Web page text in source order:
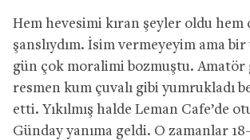
Hem hevesimi kıran şeyler oldu hem
şanslıydım. İsim vermeyeyim ama
gün çok moralimi bozmuştu. Amatör
resmen kum çuvalı gibi yumrukladı
etti. Yıkılmış halde Leman Cafe’de
Günday yanıma geldi. O zamanlar